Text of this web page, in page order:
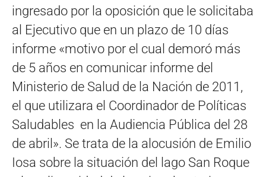
ingresado por la oposición que le solicitaba
al Ejecutivo que en un plazo de 10 días
informe «motivo por el cual demoró más
de 5 años en comunicar informe del
Ministerio de Salud de la Nación de 2011,
el que utilizara el Coordinador de Políticas
Saludables en la Audiencia Pública del 28
de abril». Se trata de la alocusión de Emilio
Iosa sobre la situación del lago San Roque